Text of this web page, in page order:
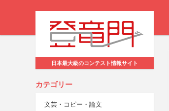
日本最大級のコンテスト情報サイト
カテゴリー
文芸・コピー・論文